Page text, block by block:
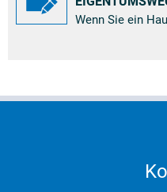
Wenn Sie ein